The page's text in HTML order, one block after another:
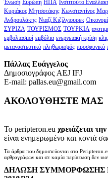
Ένωση Ευρώπη ΗΠΑ Ινστιτούτο
Κυριάκος Μητσοτάκης Κωνσταντίνος
Ανδρουλάκης Νιαζί Κιζίλγιουρεκ
ΣΥΡΙΖΑ ΤΟΥΡΙΣΜΟΣ ΤΟΥΡΚΙΑ
εμβολιασμοί εμβόλια ενεργειακή κρίση
μεταναστευτικό πληθωρισμός προσφυγικό
Πάλλας Ευάγγελος
Δημοσιογράφος AEJ ΙFJ
E-mail: pallas.eu@gmail.com
ΑΚΟΛΟΥΘΗΣΤΕ ΜΑΣ
Το peripteron.eu χρειάζεται
είναι ενημερωμένο και κοντά
Τα άρθρα που δημοσιεύονται στο
αρθρογράφων και σε καμία περίπτωση δεν
ΔΗΛΩΣΗ ΣΥΜΜΟΡΦΩΣΗΣ